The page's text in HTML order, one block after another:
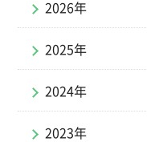
2026年
2025年
2024年
2023年